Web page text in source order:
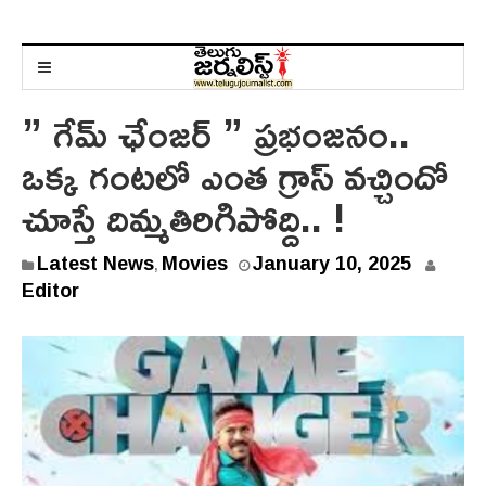
” గేమ్ ఛేంజర్ ” ప్రభంజనం..
ఒక్క గంటలో ఎంత గ్రాస్ వచ్చిందో
చూస్తే దిమ్మతిరిగిపోద్ది.. !
Latest News, Movies January 10, 2025J
u
a
r
y
1
0
Editor